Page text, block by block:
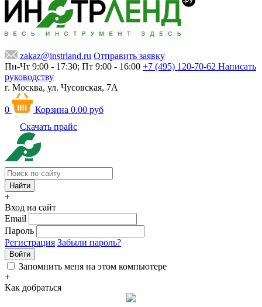
zakaz@instrland.ru Отправить заявку
Пн-Чт 9:00 - 17:30; Пт 9:00 - 16:00 +7 (495) 120-70-62 Написать
руководству
г. Москва, ул. Чусовская, 7А
0 Корзина 0.00 руб
Скачать прайс
+
Вход на сайт
Email
Пароль
Регистрация Забыли пароль?
Войти
Запомнить меня на этом компьютере
+
Как добраться